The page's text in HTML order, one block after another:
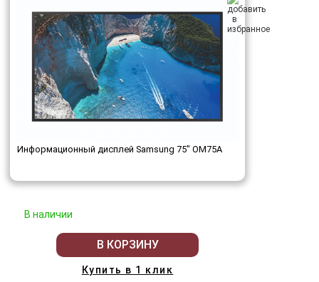
Информационный дисплей Samsung 75" OM75A
В наличии
В КОРЗИНУ
Купить в 1 клик